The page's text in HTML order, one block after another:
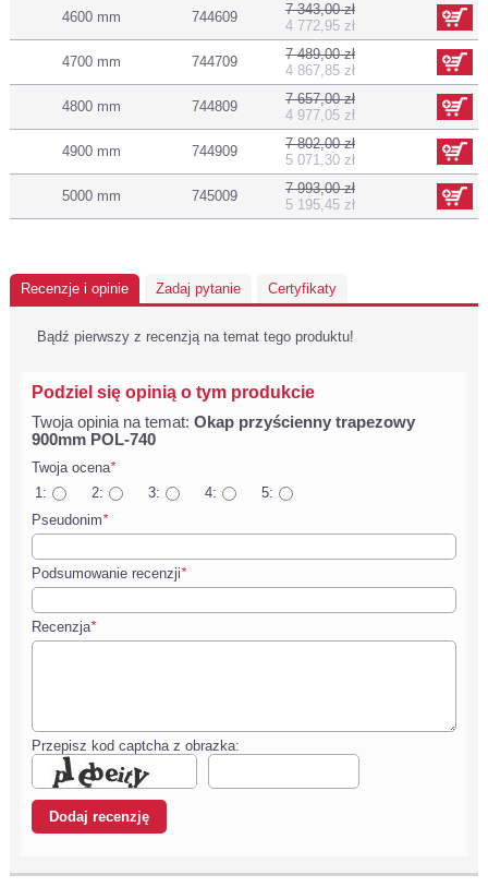
4600 mm 744609
7 343,00 zł
4 772,95 zł
4700 mm 744709
7 489,00 zł
4 867,85 zł
4800 mm 744809
7 657,00 zł
4 977,05 zł
4900 mm 744909
7 802,00 zł
5 071,30 zł
5000 mm 745009
7 993,00 zł
5 195,45 zł
Recenzje i opinie Zadaj pytanie Certyfikaty
Bądź pierwszy z recenzją na temat tego produktu!
Podziel się opinią o tym produkcie
Twoja opinia na temat: Okap przyścienny trapezowy
900mm POL-740
Twoja ocena*
1:
2: 3: 4:
5:
Pseudonim*
Podsumowanie recenzji*
Recenzja*
Przepisz kod captcha z obrazka: